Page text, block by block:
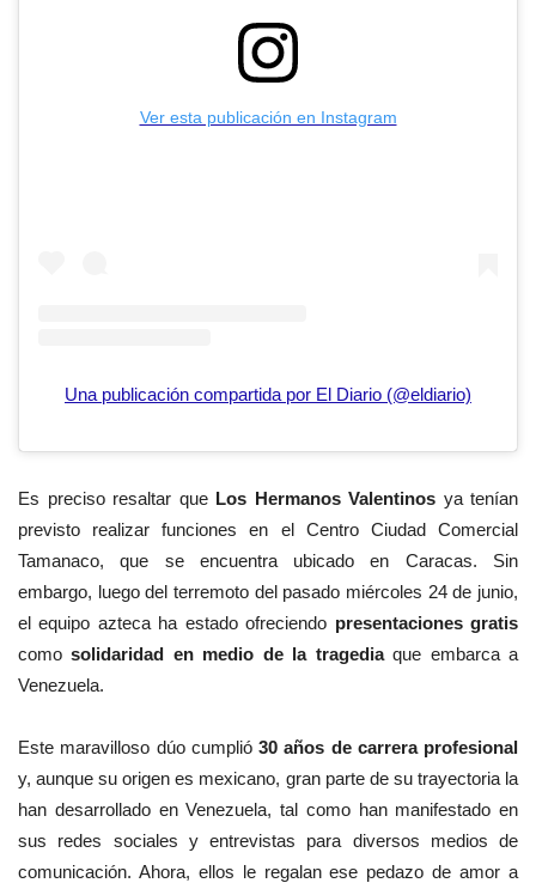
Ver esta publicación en Instagram
Una publicación compartida por El Diario (@eldiario)
Es preciso resaltar que Los Hermanos Valentinos ya tenían
previsto realizar funciones en el Centro Ciudad Comercial
Tamanaco,
que se encuentra ubicado en Caracas. Sin
embargo, luego del terremoto del pasado miércoles 24 de junio,
el equipo azteca ha estado ofreciendo presentaciones gratis
comosolidaridad en medio de la tragediaque embarca a
Venezuela.
Este maravilloso dúo cumplió 30 años de carrera profesional
y, aunque su origen es mexicano, gran parte de su trayectoria la
han desarrollado en Venezuela, tal como han manifestado en
sus redes sociales y entrevistas para diversos medios de
comunicación. Ahora, ellos le regalan ese pedazo de amor a